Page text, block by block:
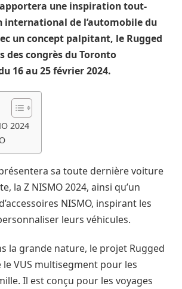
une inspiration tout-
international de l’automobile du
un concept palpitant, le Rugged
des congrès du Toronto
16 au 25 février 2024.
2024
sa toute dernière voiture
la Z NISMO 2024, ainsi qu’un
NISMO, inspirant les
leurs véhicules.
la grande nature, le projet Rugged
VUS multisegment pour les
Il est conçu pour les voyages